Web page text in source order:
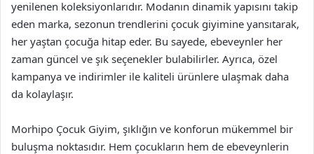
yenilenen koleksiyonlarıdır. Modanın dinamik yapısını takip
eden marka, sezonun trendlerini çocuk giyimine yansıtarak,
her yaştan çocuğa hitap eder. Bu sayede, ebeveynler her
zaman güncel ve şık seçenekler bulabilirler. Ayrıca, özel
kampanya ve indirimler ile kaliteli ürünlere ulaşmak daha
da kolaylaşır.
Morhipo Çocuk Giyim, şıklığın ve konforun mükemmel bir
buluşma noktasıdır. Hem çocukların hem de ebeveynlerin